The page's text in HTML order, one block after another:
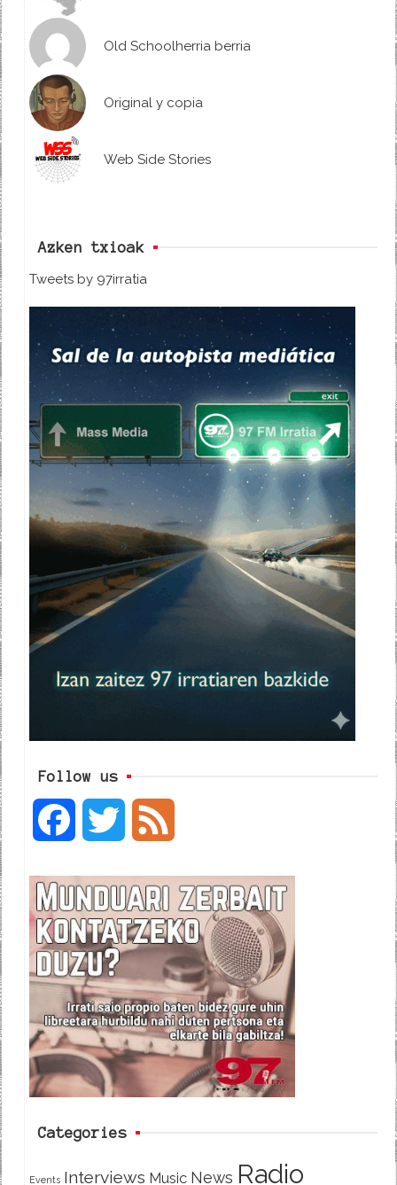
Old Schoolherria berria
Original y copia
Web Side Stories
Azken txioak
Tweets by 97irratia
Follow us
c
e
b
o
o
i
t
t
e
e
d
Categories
Events Interviews Music News Radio